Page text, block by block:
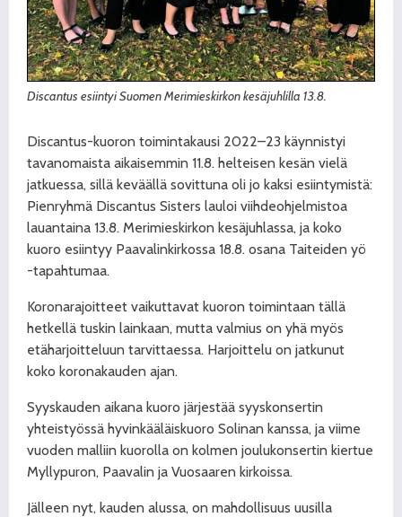
Discantus esiintyi Suomen Merimieskirkon kesäjuhlilla 13.8.
Discantus-kuoron toimintakausi 2022–23 käynnistyi
tavanomaista aikaisemmin 11.8. helteisen kesän vielä
jatkuessa, sillä keväällä sovittuna oli jo kaksi esiintymistä:
Pienryhmä Discantus Sisters lauloi viihdeohjelmistoa
lauantaina 13.8. Merimieskirkon kesäjuhlassa, ja koko
kuoro esiintyy Paavalinkirkossa 18.8. osana Taiteiden yö
-tapahtumaa.
Koronarajoitteet vaikuttavat kuoron toimintaan tällä
hetkellä tuskin lainkaan, mutta valmius on yhä myös
etäharjoitteluun tarvittaessa. Harjoittelu on jatkunut
koko koronakauden ajan.
Syyskauden aikana kuoro järjestää syyskonsertin
yhteistyössä hyvinkääläiskuoro Solinan kanssa, ja viime
vuoden malliin kuorolla on kolmen joulukonsertin kiertue
Myllypuron, Paavalin ja Vuosaaren kirkoissa.
Jälleen nyt, kauden alussa, on mahdollisuus uusilla